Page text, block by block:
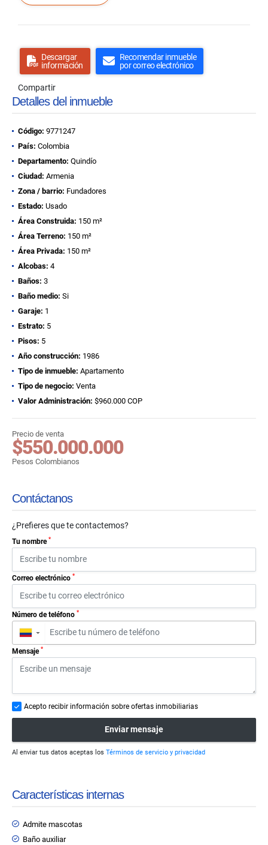
Descargar
información
Recomendar inmueble
por correo electrónico
Compartir
Detalles del inmueble
Código: 9771247
País: Colombia
Departamento: Quindío
Ciudad: Armenia
Zona / barrio: Fundadores
Estado: Usado
Área Construida: 150 m²
Área Terreno: 150 m²
Área Privada: 150 m²
Alcobas: 4
Baños: 3
Baño medio: Si
Garaje: 1
Estrato: 5
Pisos: 5
Año construcción: 1986
Tipo de inmueble: Apartamento
Tipo de negocio: Venta
Valor Administración: $960.000 COP
Precio de venta
$550.000.000
Pesos Colombianos
Contáctanos
¿Prefieres que te contactemos?
Tu nombre *
Correo electrónico *
Número de teléfono *
▼
Mensaje *
Acepto recibir información sobre ofertas inmobiliarias
Enviar mensaje
Al enviar tus datos aceptas los Términos de servicio y privacidad
Características internas
Admite mascotas
Baño auxiliar